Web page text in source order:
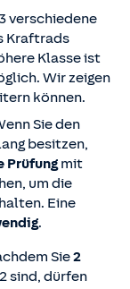
verschiedene
Kraftrads
Klasse ist
Wir zeigen
können.
Sie den
besitzen,
Prüfungmit
um die
Eine
.
Sie2
sind, dürfen